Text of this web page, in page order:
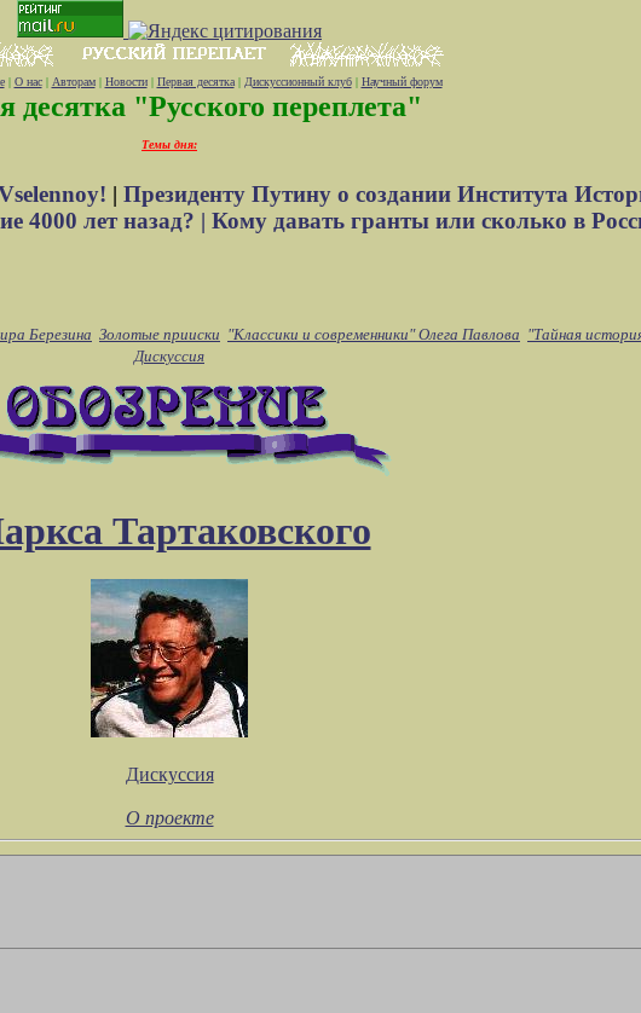
| О нас| Авторам| Новости| Первая десятка| Дискуссионный клуб| Научный форум
десятка "Русского переплета"
Темы дня:
| Президенту Путину о создании Института
4000 лет назад? | Кому давать гранты или сколько в
Березина Золотые прииски "Классики и современники" Олега Павлова "Тайная
Дискуссия
Тартаковского
Дискуссия
О проекте